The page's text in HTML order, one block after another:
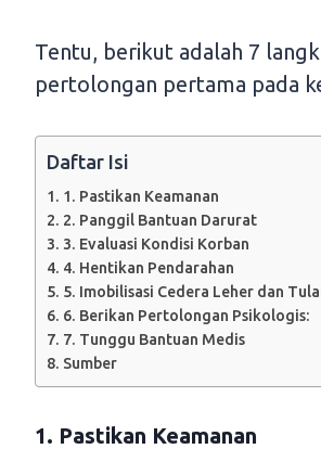
Tentu, berikut adalah 7
pertolongan pertama pada
Daftar Isi
1. Pastikan Keamanan
2. Panggil Bantuan Darurat
3. Evaluasi Kondisi Korban
4. Hentikan Pendarahan
5. Imobilisasi Cedera Leher dan
6. Berikan Pertolongan Psikologis:
7. Tunggu Bantuan Medis
Sumber
1. Pastikan Keamanan